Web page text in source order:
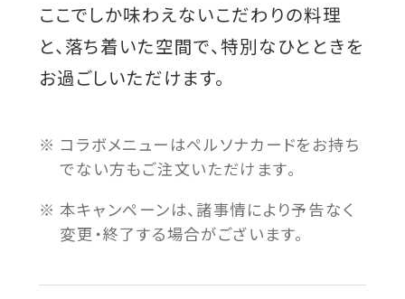
ここでしか味わえないこだわりの料理
と、落ち着いた空間で、特別なひとときを
お過ごしいただけます。
コラボメニューはペルソナカードをお持ち
でない方もご注文いただけます。
本キャンペーンは、諸事情により予告なく
変更・終了する場合がございます。